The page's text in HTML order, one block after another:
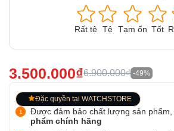
Rất tệ Tệ Tạm ổn Tốt
3.500.000₫6.900.000₫ -49%
Đặc quyền tại WATCHSTORE
Được đảm bảo chất lượng sản phẩm,
phẩm chính hãng